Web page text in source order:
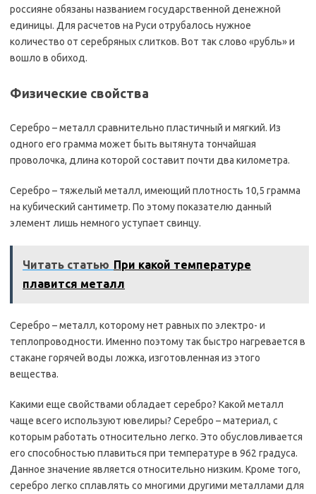
россияне обязаны названием государственной денежной
единицы. Для расчетов на Руси отрубалось нужное
количество от серебряных слитков. Вот так слово «рубль» и
вошло в обиход.
Физические свойства
Серебро – металл сравнительно пластичный и мягкий. Из
одного его грамма может быть вытянута тончайшая
проволочка, длина которой составит почти два километра.
Серебро – тяжелый металл, имеющий плотность 10,5 грамма
на кубический сантиметр. По этому показателю данный
элемент лишь немного уступает свинцу.
Читать статью При какой температуре
плавится металл
Серебро – металл, которому нет равных по электро- и
теплопроводности. Именно поэтому так быстро нагревается в
стакане горячей воды ложка, изготовленная из этого
вещества.
Какими еще свойствами обладает серебро? Какой металл
чаще всего используют ювелиры? Серебро – материал, с
которым работать относительно легко. Это обусловливается
его способностью плавиться при температуре в 962 градуса.
Данное значение является относительно низким. Кроме того,
серебро легко сплавлять со многими другими металлами для